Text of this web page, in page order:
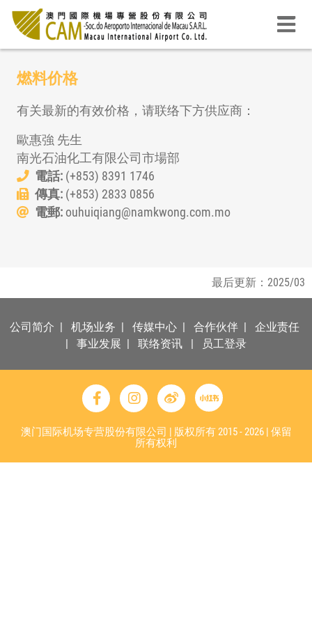
燃料价格
有关最新的有效价格，请联络下方供应商：
歐惠強 先生
南光石油化工有限公司市場部
電話: (+853) 8391 1746
傳真: (+853) 2833 0856
電郵: ouhuiqiang@namkwong.com.mo
最后更新：2025/03
公司简介 | 机场业务 | 传媒中心 | 合作伙伴 | 企业责任
| 事业发展 | 联络资讯 | 员工登录
澳门国际机场专营股份有限公司 | 版权所有 2015 - 2026 | 保留
所有权利